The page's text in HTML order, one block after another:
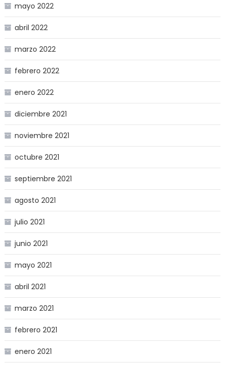
mayo 2022
abril 2022
marzo 2022
febrero 2022
enero 2022
diciembre 2021
noviembre 2021
octubre 2021
septiembre 2021
agosto 2021
julio 2021
junio 2021
mayo 2021
abril 2021
marzo 2021
febrero 2021
enero 2021